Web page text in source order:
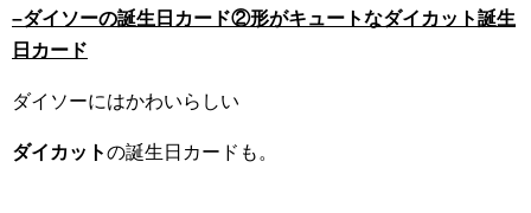
–ダイソーの誕生日カード②形がキュートなダイカット誕生
日カード
ダイソーにはかわいらしい
ダイカットの誕生日カードも。